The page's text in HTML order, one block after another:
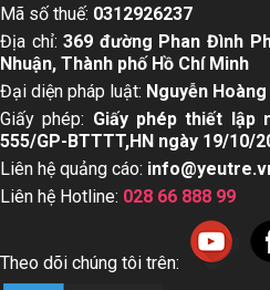
Mã số thuế: 0312926237
Địa chỉ:369 đường Phan Đình
Nhuận, Thành phố Hồ Chí Minh
Đại diện pháp luật: Nguyễn
Giấy phép: Giấy phép thiết lập
555/GP-BTTTT,HN ngày 19/10/
Liên hệ quảng cáo:
Liên hệ Hotline: 028 66 888 99
Theo dõi chúng tôi trên: